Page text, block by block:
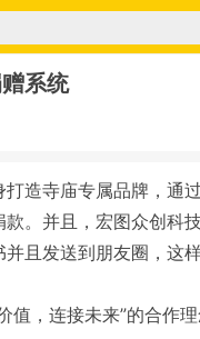
系统
造寺庙专属品牌，通
。并且，宏图众创科
且发送到朋友圈，这
值，连接未来”的合作